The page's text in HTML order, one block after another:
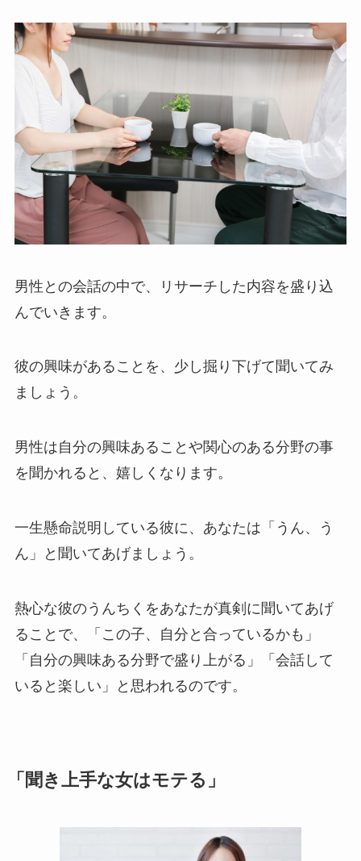
男性との会話の中で、リサーチした内容を盛り込
んでいきます。
彼の興味があることを、少し掘り下げて聞いてみ
ましょう。
男性は自分の興味あることや関心のある分野の事
を聞かれると、嬉しくなります。
一生懸命説明している彼に、あなたは「うん、う
ん」と聞いてあげましょう。
熱心な彼のうんちくをあなたが真剣に聞いてあげ
ることで、「この子、自分と合っているかも」
「自分の興味ある分野で盛り上がる」「会話して
いると楽しい」と思われるのです。
「聞き上手な女はモテる」